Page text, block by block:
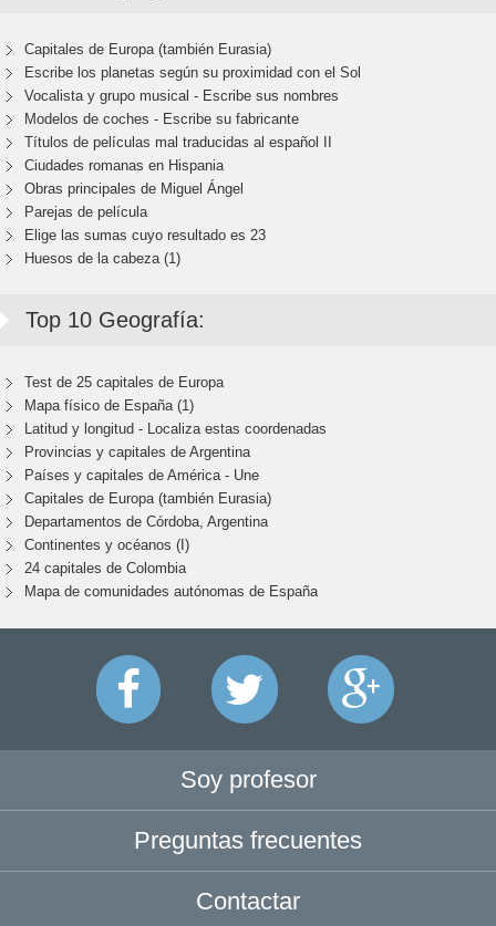
Capitales de Europa (también Eurasia)
Escribe los planetas según su proximidad con el Sol
Vocalista y grupo musical - Escribe sus nombres
Modelos de coches - Escribe su fabricante
Títulos de películas mal traducidas al español II
Ciudades romanas en Hispania
Obras principales de Miguel Ángel
Parejas de película
Elige las sumas cuyo resultado es 23
Huesos de la cabeza (1)
Top 10 Geografía:
Test de 25 capitales de Europa
Mapa físico de España (1)
Latitud y longitud - Localiza estas coordenadas
Provincias y capitales de Argentina
Países y capitales de América - Une
Capitales de Europa (también Eurasia)
Departamentos de Córdoba, Argentina
Continentes y océanos (I)
24 capitales de Colombia
Mapa de comunidades autónomas de España
Soy profesor
Preguntas frecuentes
Contactar